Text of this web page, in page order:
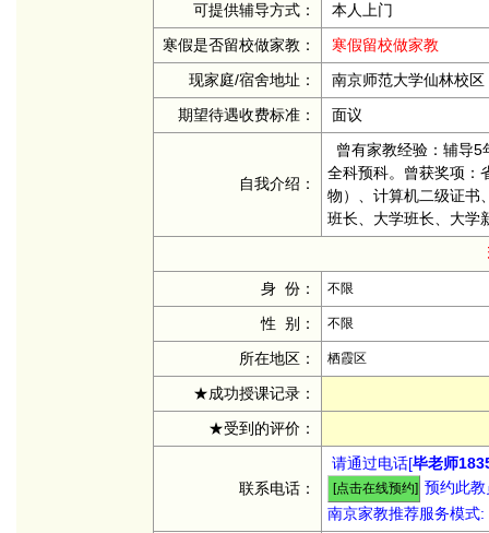
可提供辅导方式：
本人上门
寒假是否留校做家教：
寒假留校做家教
现家庭/宿舍地址：
南京师范大学仙林校区
期望待遇收费标准：
面议
自我介绍：
曾有家教经验：辅导5
全科预科。曾获奖项：
物）、计算机二级证书
班长、大学班长、大学
身 份：
不限
性 别： 不限
所在地区： 栖霞区
★成功授课记录：
★受到的评价：
联系电话：
请通过电话[毕老师
预约此
南京家教推荐服务模式